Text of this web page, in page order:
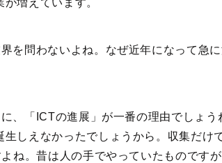
増えています。
を問わないよね。なぜ近年になって急
、「ICTの進展」が一番の理由でしょう
しえなかったでしょうから。収集だけ
ね。昔は人の手でやっていたものです